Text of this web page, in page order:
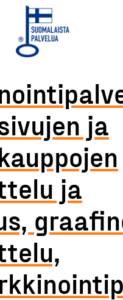
ja
ja